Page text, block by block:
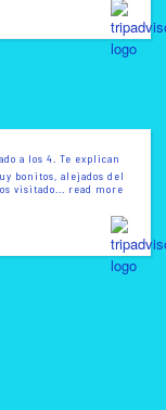
a los 4. Te explican
bonitos, alejados del
visitado ... read more